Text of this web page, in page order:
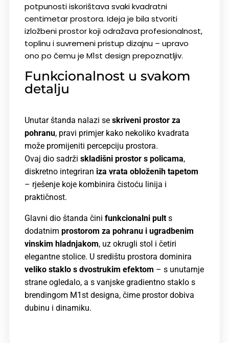
potpunosti iskorištava svaki kvadratni
centimetar prostora. Ideja je bila stvoriti
izložbeni prostor koji odražava profesionalnost,
toplinu i suvremeni pristup dizajnu – upravo
ono po čemu je M1st designprepoznatljiv.
Funkcionalnost u svakom
detalju
Unutar štanda nalazi se skriveni prostor za
pohranu, pravi primjer kako nekoliko kvadrata
može promijeniti percepciju prostora.
Ovaj dio sadrži skladišni prostor s policama,
diskretno integriran iza vrata obloženih tapetom
– rješenje koje kombinira čistoću linija i
praktičnost.
Glavni dio štanda čini funkcionalni pult s
dodatnim prostorom za pohranu i ugradbenim
vinskim hladnjakom, uz okrugli stol i četiri
elegantne stolice. U središtu prostora dominira
veliko staklo s dvostrukim efektom – s unutarnje
strane ogledalo, a s vanjske gradientno staklo s
brendingom M1st designa, čime prostor dobiva
dubinu i dinamiku.